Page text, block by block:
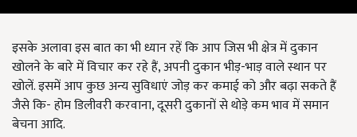
इसके अलावा इस बात का भी ध्यान रहें कि आप जिस भी क्षेत्र में दुकान
खोलने के बारे में विचार कर रहे हैं, अपनी दुकान भीड़-भाड़ वाले स्थान पर
खोलें. इसमें आप कुछ अन्य सुविधाएं जोड़ कर कमाई को और बढ़ा सकते हैं
जैसे कि- होम डिलीवरी करवाना, दूसरी दुकानों से थोड़े कम भाव में समान
बेचना आदि.